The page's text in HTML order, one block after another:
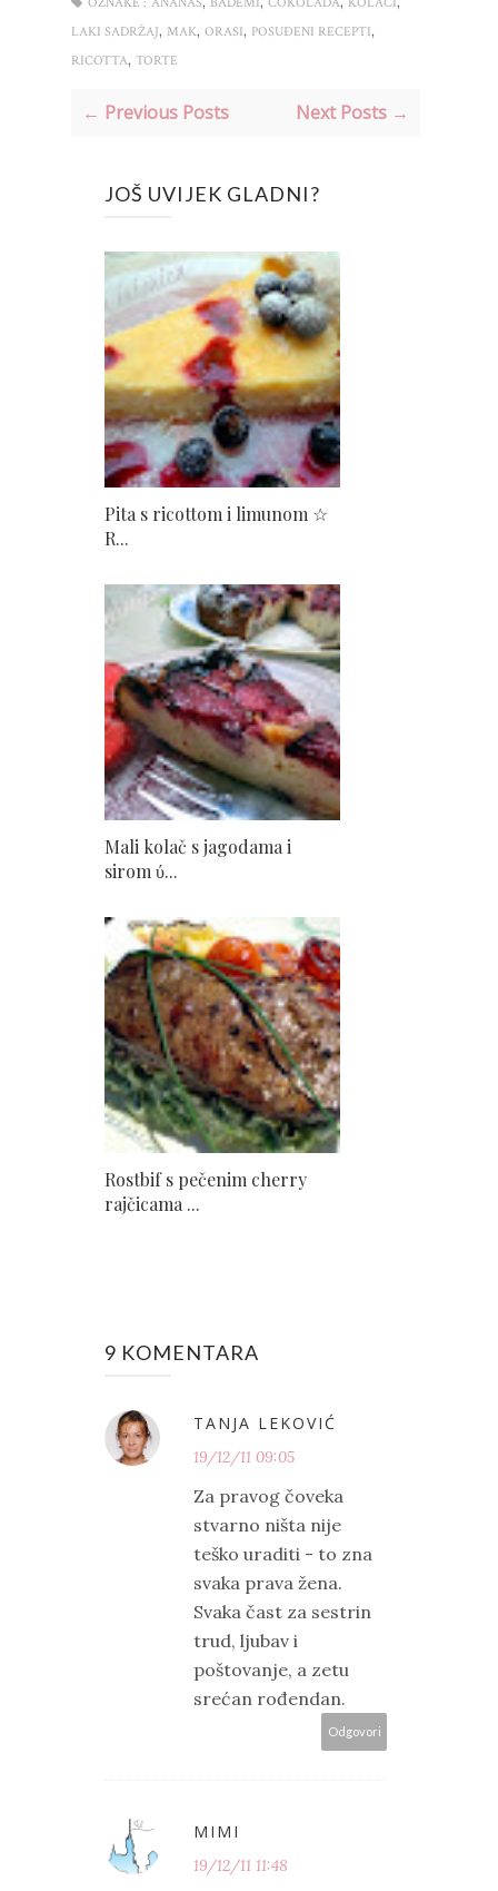
LAKI SADRŽAJ, MAK, ORASI, POSUĐENI RECEPTI,
RICOTTA, TORTE
← Previous Posts Next Posts →
JOŠ UVIJEK GLADNI?
Pita s ricottom i limunom ☆
R...
Mali kolač s jagodama i
sirom ύ...
Rostbif s pečenim cherry
rajčicama ...
9 KOMENTARA
TANJA LEKOVIĆ
19/12/11 09:05
Za pravog čoveka
stvarno ništa nije
teško uraditi - to zna
svaka prava žena.
Svaka čast za sestrin
trud, ljubav i
poštovanje, a zetu
srećan rođendan.
Odgovori
MIMI
19/12/11 11:48